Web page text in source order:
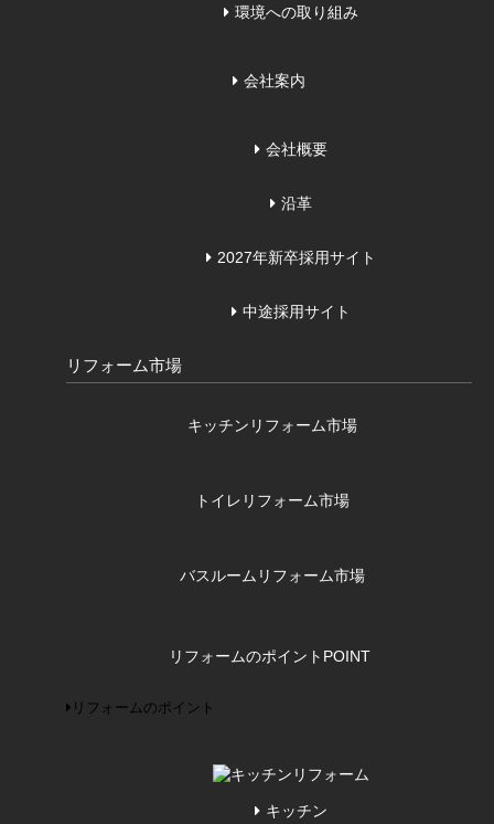
環境への取り組み
会社案内
会社概要
沿革
2027年新卒採用サイト
中途採用サイト
リフォーム市場
キッチンリフォーム市場
トイレリフォーム市場
バスルームリフォーム市場
リフォームのポイント POINT
リフォームのポイント
キッチン